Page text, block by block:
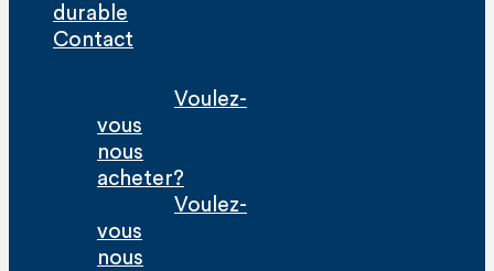
durable
Contact
Voulez-
vous
nous
acheter?
Voulez-
vous
nous